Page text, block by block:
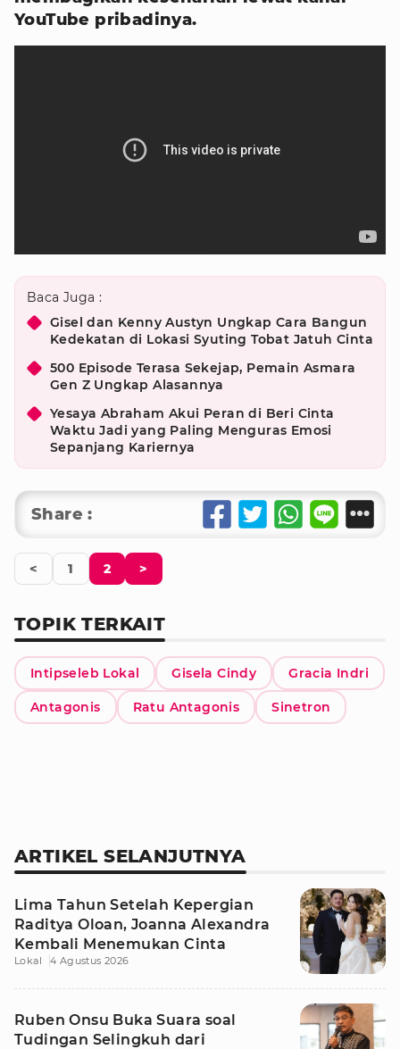
YouTube pribadinya.
Baca Juga :
Gisel dan Kenny Austyn Ungkap Cara Bangun
Kedekatan di Lokasi Syuting Tobat Jatuh Cinta
500 Episode Terasa Sekejap, Pemain Asmara
Gen Z Ungkap Alasannya
Yesaya Abraham Akui Peran di Beri Cinta
Waktu Jadi yang Paling Menguras Emosi
Sepanjang Kariernya
Share :
< 1 2 >
TOPIK TERKAIT
Intipseleb Lokal Gisela Cindy Gracia Indri
Antagonis Ratu Antagonis Sinetron
ARTIKEL SELANJUTNYA
Lima Tahun Setelah Kepergian
Raditya Oloan, Joanna Alexandra
Kembali Menemukan Cinta
Lokal 4 Agustus 2026
Ruben Onsu Buka Suara soal
Tudingan Selingkuh dari